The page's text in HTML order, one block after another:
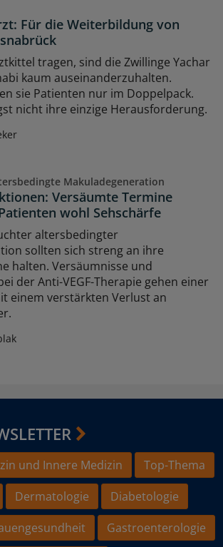
Für die Weiterbildung von
tragen, sind die Zwillinge Yachar
kaum auseinanderzuhalten.
sie Patienten nur im Doppelpack.
nicht ihre einzige Herausforderung.
Makuladegeneration
Versäumte Termine
wohl Sehschärfe
altersbedingter
sollten sich streng an ihre
halten. Versäumnisse und
der Anti-VEGF-Therapie gehen einer
einem verstärkten Verlust an
und Innere Medizin
Top-Thema
Dermatologie
Diabetologie
Gastroenterologie